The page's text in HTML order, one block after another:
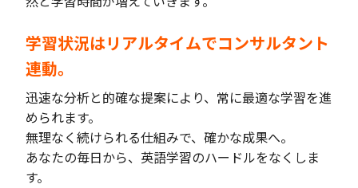
学習状況はリアルタイムでコンサルタント
連動。
迅速な分析と的確な提案により、常に最適な学習を進
められます。
無理なく続けられる仕組みで、確かな成果へ。
あなたの毎日から、英語学習のハードルをなくしま
す。